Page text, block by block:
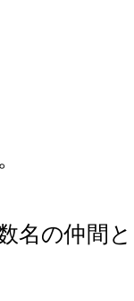
名の仲間